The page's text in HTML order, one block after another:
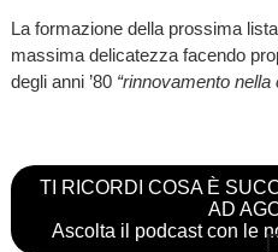
La formazione della prossima
massima delicatezza facendo
degli anni ’80“rinnovamento nella
TI RICORDI COSA È
AD
Ascolta il podcast con le